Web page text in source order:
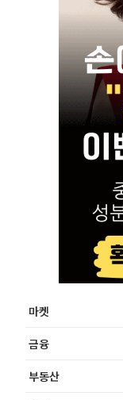
마켓
금융
부동산